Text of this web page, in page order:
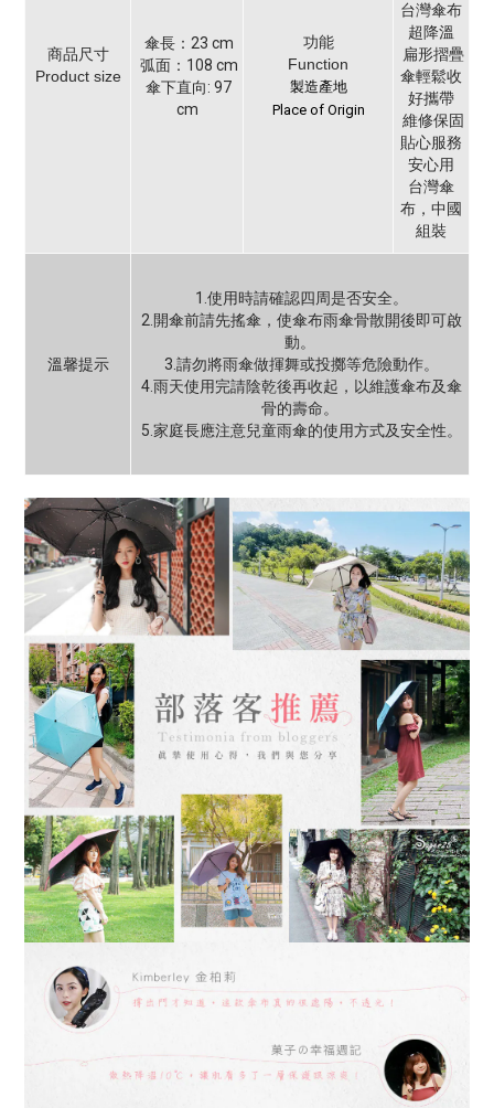
商品尺寸
Product size
傘長：23 cm
弧面：108 cm
傘下直向: 97
cm
功能
Function
製造產地
Place of Origin
台灣傘布
超降溫
扁形摺疊
傘輕鬆收
好攜帶
維修保固
貼心服務
安心用
台灣傘
布，中國
組裝
溫馨提示
1.使用時請確認四周是否安全。
2.開傘前請先搖傘，使傘布雨傘骨散開後即可啟
動。
3.請勿將雨傘做揮舞或投擲等危險動作。
4.雨天使用完請陰乾後再收起，以維護傘布及傘
骨的壽命。
5.家庭長應注意兒童雨傘的使用方式及安全性。